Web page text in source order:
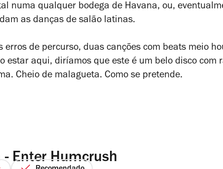
numa qualquer bodega de Havana, ou,
as danças de salão latinas.
erros de percurso, duas canções com beats meio
estar aqui, diríamos que este é um belo disco com
Cheio de malagueta. Como se pretende.
- Enter Humcrush